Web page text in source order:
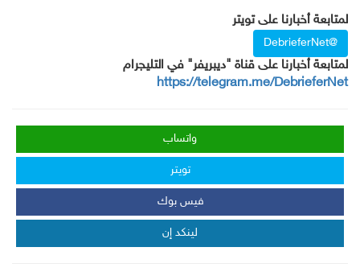
لمتابعة أخبارنا على تويتر
@DebrieferNet
لمتابعة أخبارنا على قناة "ديبريفر" في التليجرام
https://telegram.me/DebrieferNet
واتساب
تويتر
فيس بوك
لينكد إن